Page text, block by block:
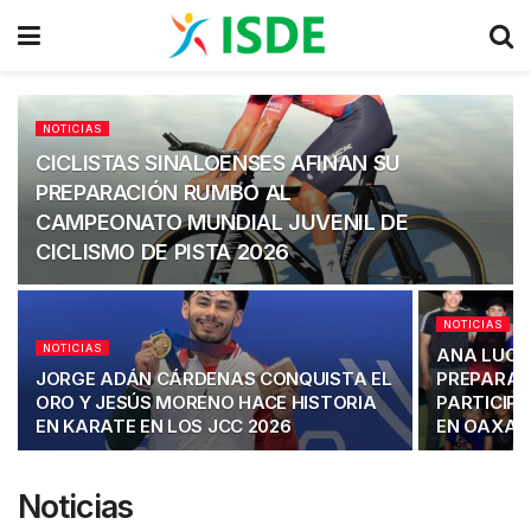
NOTICIAS
CICLISTAS SINALOENSES AFINAN SU
PREPARACIÓN RUMBO AL
CAMPEONATO MUNDIAL JUVENIL DE
CICLISMO DE PISTA 2026
NOTICIAS
JORGE ADÁN CÁRDENAS CONQUISTA EL
ORO Y JESÚS MORENO HACE HISTORIA
EN KARATE EN LOS JCC 2026
NOTICIAS
ANA
EN
Noticias